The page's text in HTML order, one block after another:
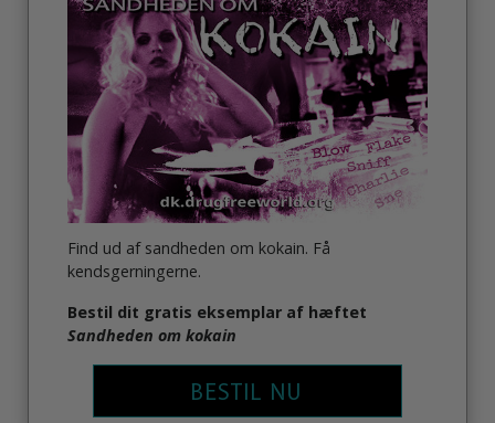
Find ud af sandheden om kokain. Få
kendsgerningerne.
Bestil dit gratis eksemplar af hæftet
Sandheden om kokain
BESTIL NU